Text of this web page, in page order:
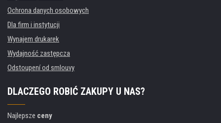
Ochrona danych osobowych
Dla firm i instytucji
Wynajem drukarek
Wydajność zastępcza
Odstoupení od smlouvy
DLACZEGO ROBIĆ ZAKUPY U NAS?
Najlepsze ceny